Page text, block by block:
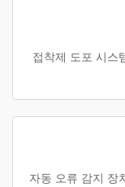
접착제 도포 시스
자동 오류 감지 장